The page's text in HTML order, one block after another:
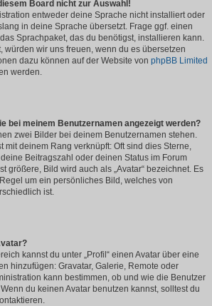
Board nicht zur Auswahl!
entweder deine Sprache nicht installiert oder
in deine Sprache übersetzt. Frage ggf. einen
Sprachpaket, das du benötigst, installieren kann.
würden wir uns freuen, wenn du es übersetzen
dazu können auf der Website von phpBB Limited
werden.
bei meinem Benutzernamen angezeigt werden?
zwei Bilder bei deinem Benutzernamen stehen.
mit deinem Rang verknüpft: Oft sind dies Sterne,
Beitragszahl oder deinen Status im Forum
größere, Bild wird auch als „Avatar“ bezeichnet. Es
um ein persönliches Bild, welches von
ist.
kannst du unter „Profil“ einen Avatar über eine
hinzufügen: Gravatar, Galerie, Remote oder
kann bestimmen, ob und wie die Benutzer
du keinen Avatar benutzen kannst, solltest du